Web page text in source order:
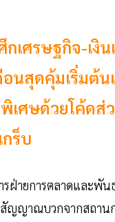
เศรษฐกิจ-เงิ
อนสุดคุ้มเริ่ม
ศษด้วยโค้ดส่
ร็บ
ฝ่ายการตลาดและพั
สัญญาณบวกจากสถา